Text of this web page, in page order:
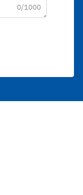
0/1000